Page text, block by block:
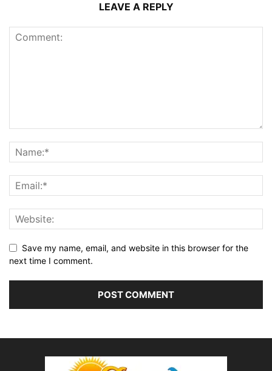
LEAVE A REPLY
Save my name, email, and website in this browser for the
next time I comment.